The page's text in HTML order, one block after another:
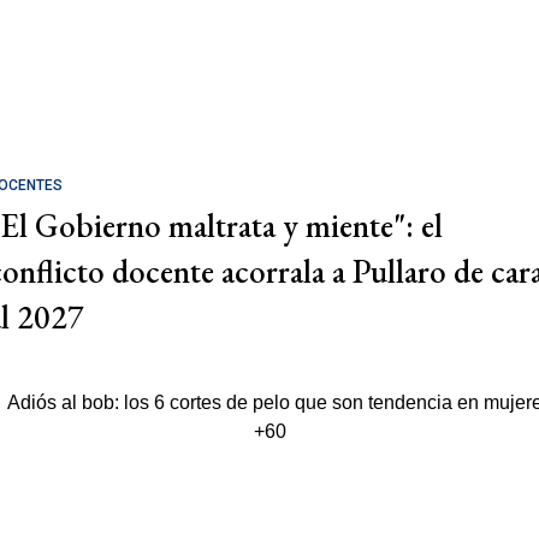
Gobierno maltrata y miente": el
docente acorrala a Pullaro de
2027